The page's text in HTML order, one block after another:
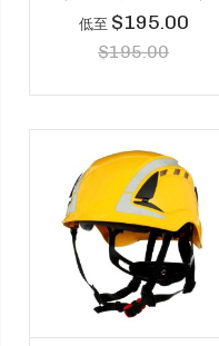
低至 $195.00
$195.00